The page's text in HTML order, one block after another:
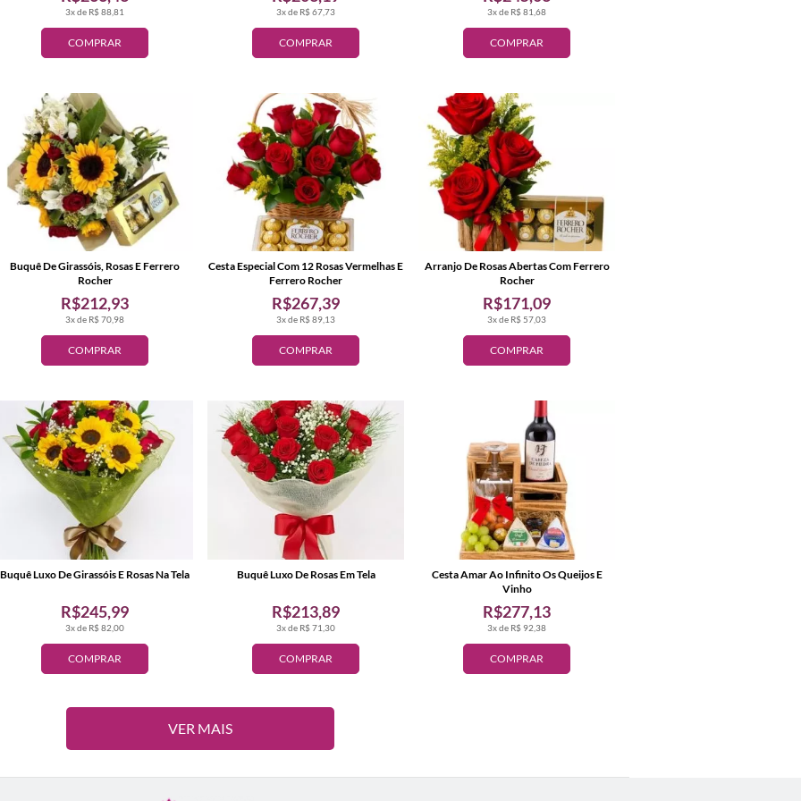
COMPRAR
3x de R$ 88,81
COMPRAR
3x de R$ 67,73
COMPRAR
3x de R$ 81,68
COMPRAR
3x de R$ 70,98
R$212,93
Buquê De Girassóis, Rosas E Ferrero
Rocher
COMPRAR
3x de R$ 89,13
R$267,39
Cesta Especial Com 12 Rosas Vermelhas E
Ferrero Rocher
COMPRAR
3x de R$ 57,03
R$171,09
Arranjo De Rosas Abertas Com Ferrero
Rocher
COMPRAR
3x de R$ 82,00
R$245,99
Buquê Luxo De Girassóis E Rosas Na Tela
COMPRAR
3x de R$ 71,30
R$213,89
Buquê Luxo De Rosas Em Tela
COMPRAR
3x de R$ 92,38
R$277,13
Cesta Amar Ao Infinito Os Queijos E
Vinho
VER MAIS